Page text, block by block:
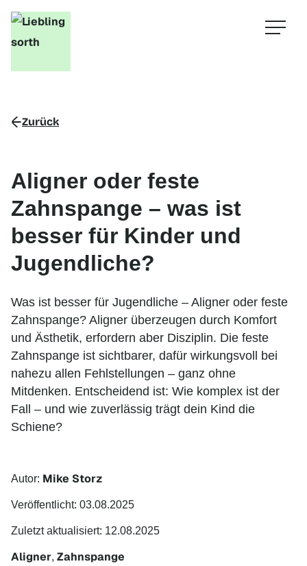
Zurück
Aligner oder feste
Zahnspange – was ist
besser für Kinder und
Jugendliche?
Was ist besser für Jugendliche – Aligner oder feste
Zahnspange? Aligner überzeugen durch Komfort
und Ästhetik, erfordern aber Disziplin. Die feste
Zahnspange ist sichtbarer, dafür wirkungsvoll bei
nahezu allen Fehlstellungen – ganz ohne
Mitdenken. Entscheidend ist: Wie komplex ist der
Fall – und wie zuverlässig trägt dein Kind die
Schiene?
Autor: Mike Storz
Veröffentlicht: 03.08.2025
Zuletzt aktualisiert: 12.08.2025
Aligner, Zahnspange